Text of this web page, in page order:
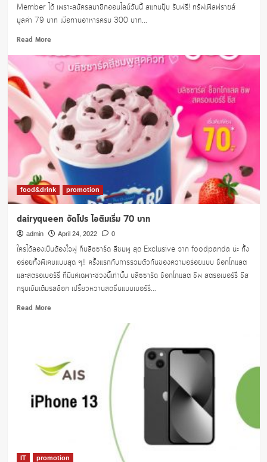
Member ได้ เพราะสมัครสมาชิกออนไลน์วันนี้ สแกนปุ๊บ รับฟรี! ทรัฟเฟิลฟรายส์
มูลค่า 79 บาท เมื่อทานอาหารครบ 300 บาท...
Read MoreRead
about
รับ
ฟรี
ราย
ส์
79บาท
เมื่อ
สมัคร
Sizzler
E-
Member
food&drink promotion
dairyqueen จัดโปร ไอติมเริ่ม 70 บาท
admin April 24, 2022 0
ใครได้ลองเป็นต้องใจฟู ก็บลิซซาร์ด สีชมพู สุด Exclusive จาก foodpanda น่ะ ทั้ง
อร่อยทั้งพิเศษแบบสุด ๆ!! ครั้งแรกกับการรวมตัวกันของความอร่อยแบบ ช็อกโกแลต
และสตรอเบอร์รี่ ที่มีแค่เฉพาะช่วงนี้เท่านั้น บลิซซาร์ด ช็อกโกแลต ชิพ สตรอเบอร์รี่ ชีส
กรุบเข้มเต็มรสช็อก เปรี้ยวหวานสดชื่นแบบเบอร์รี่...
Read MoreRead
โปร
ไอ
ม
เริ่ม
IT promotion